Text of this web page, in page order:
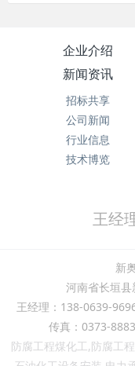
企业介绍
新闻资讯
招标共享
公司新闻
行业信息
技术博览
王经
新
河南省长垣
王经理：138-0639-
传真：0373-
防腐工程煤化工,防腐工